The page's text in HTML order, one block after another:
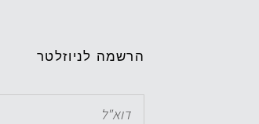
הרשמה לניוזלטר